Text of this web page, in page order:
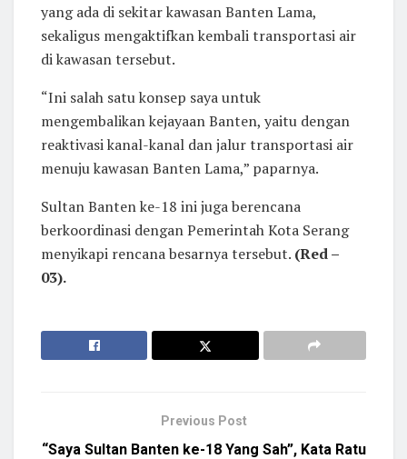
yang ada di sekitar kawasan Banten Lama,
sekaligus mengaktifkan kembali transportasi air
di kawasan tersebut.
“Ini salah satu konsep saya untuk
mengembalikan kejayaan Banten, yaitu dengan
reaktivasi kanal-kanal dan jalur transportasi air
menuju kawasan Banten Lama,” paparnya.
Sultan Banten ke-18 ini juga berencana
berkoordinasi dengan Pemerintah Kota Serang
menyikapi rencana besarnya tersebut. (Red –
03).
Previous Post
“Saya Sultan Banten ke-18 Yang Sah”, Kata Ratu